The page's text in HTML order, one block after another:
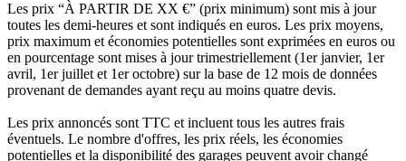
Les prix “À PARTIR DE XX €” (prix minimum) sont mis à jour
toutes les demi-heures et sont indiqués en euros. Les prix moyens,
prix maximum et économies potentielles sont exprimées en euros ou
en pourcentage sont mises à jour trimestriellement (1er janvier, 1er
avril, 1er juillet et 1er octobre) sur la base de 12 mois de données
provenant de demandes ayant reçu au moins quatre devis.
Les prix annoncés sont TTC et incluent tous les autres frais
éventuels. Le nombre d'offres, les prix réels, les économies
potentielles et la disponibilité des garages peuvent avoir changé